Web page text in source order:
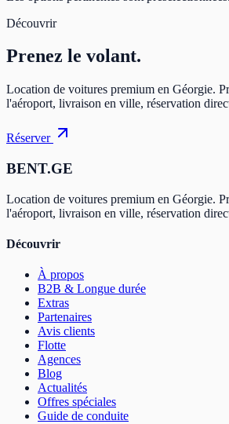
Découvrir
Prenez le volant.
Location de voitures premium en Géorgie.
l'aéroport, livraison en ville, réservation
Réserver
BENT.GE
Location de voitures premium en Géorgie.
l'aéroport, livraison en ville, réservation
Découvrir
À propos
B2B & Longue durée
Extras
Partenaires
Avis clients
Flotte
Agences
Blog
Actualités
Offres spéciales
Guide de conduite